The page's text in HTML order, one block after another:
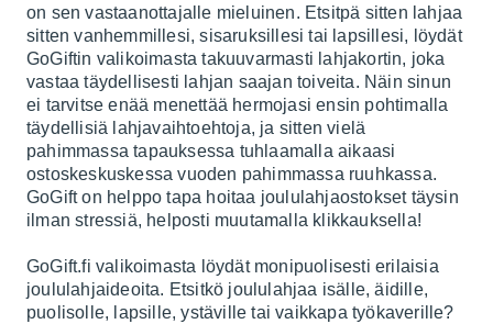
on sen vastaanottajalle mieluinen. Etsitpä sitten lahjaa
sitten vanhemmillesi, sisaruksillesi tai lapsillesi, löydät
GoGiftin valikoimasta takuuvarmasti lahjakortin, joka
vastaa täydellisesti lahjan saajan toiveita. Näin sinun
ei tarvitse enää menettää hermojasi ensin pohtimalla
täydellisiä lahjavaihtoehtoja, ja sitten vielä
pahimmassa tapauksessa tuhlaamalla aikaasi
ostoskeskuskessa vuoden pahimmassa ruuhkassa.
GoGift on helppo tapa hoitaa joululahjaostokset täysin
ilman stressiä, helposti muutamalla klikkauksella!
GoGift.fi valikoimasta löydät monipuolisesti erilaisia
joululahjaideoita. Etsitkö joululahjaa isälle, äidille,
puolisolle, lapsille, ystäville tai vaikkapa työkaverille?